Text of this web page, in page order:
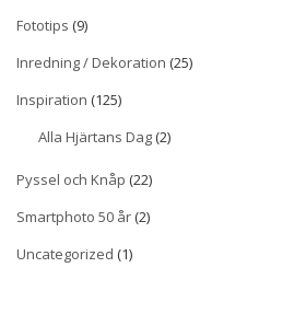
Fototips (9)
Inredning / Dekoration (25)
Inspiration (125)
Alla Hjärtans Dag(2)
Pyssel och Knåp (22)
Smartphoto 50 år(2)
Uncategorized (1)